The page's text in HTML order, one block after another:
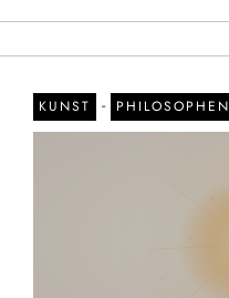
KUNST - PHILOSOPHEN